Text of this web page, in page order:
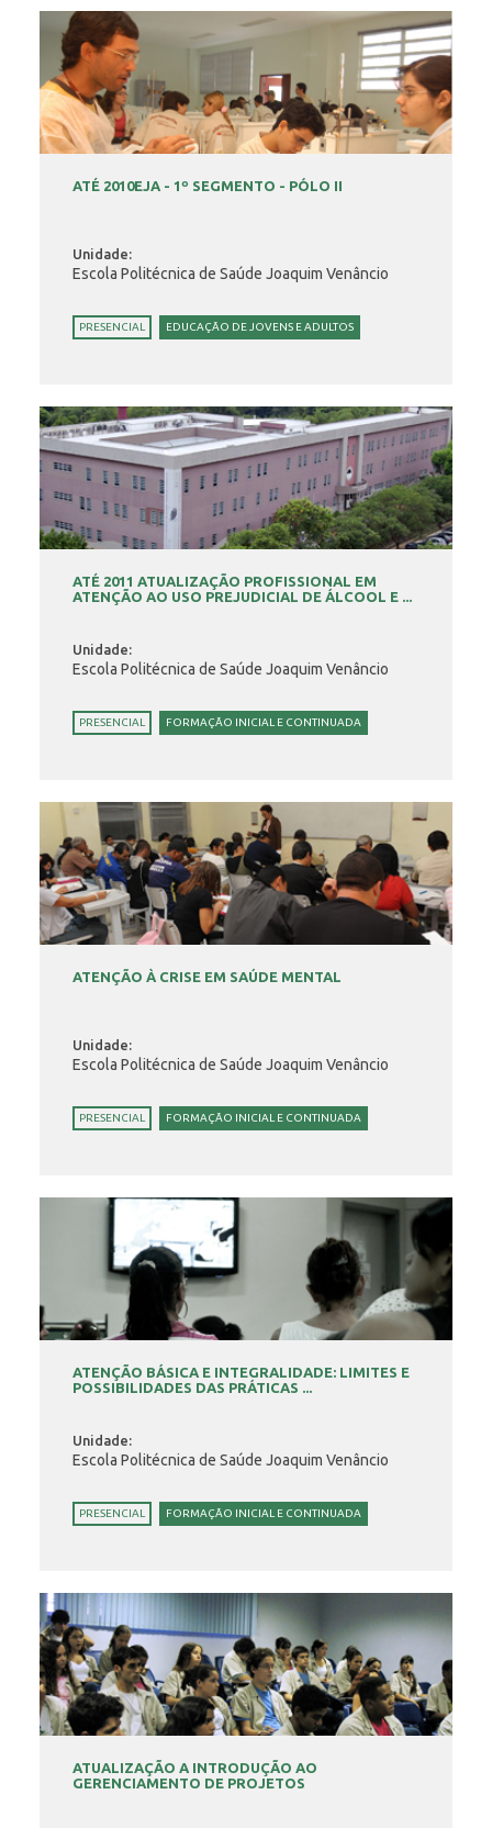
ATÉ 2010EJA - 1º SEGMENTO - PÓLO II
Unidade:
Escola Politécnica de Saúde Joaquim Venâncio
PRESENCIAL EDUCAÇÃO DE JOVENS E ADULTOS
ATÉ 2011 ATUALIZAÇÃO PROFISSIONAL EM
ATENÇÃO AO USO PREJUDICIAL DE ÁLCOOL E ...
Unidade:
Escola Politécnica de Saúde Joaquim Venâncio
PRESENCIAL FORMAÇÃO INICIAL E CONTINUADA
ATENÇÃO À CRISE EM SAÚDE MENTAL
Unidade:
Escola Politécnica de Saúde Joaquim Venâncio
PRESENCIAL FORMAÇÃO INICIAL E CONTINUADA
ATENÇÃO BÁSICA E INTEGRALIDADE: LIMITES E
POSSIBILIDADES DAS PRÁTICAS ...
Unidade:
Escola Politécnica de Saúde Joaquim Venâncio
PRESENCIAL FORMAÇÃO INICIAL E CONTINUADA
ATUALIZAÇÃO A INTRODUÇÃO AO
GERENCIAMENTO DE PROJETOS